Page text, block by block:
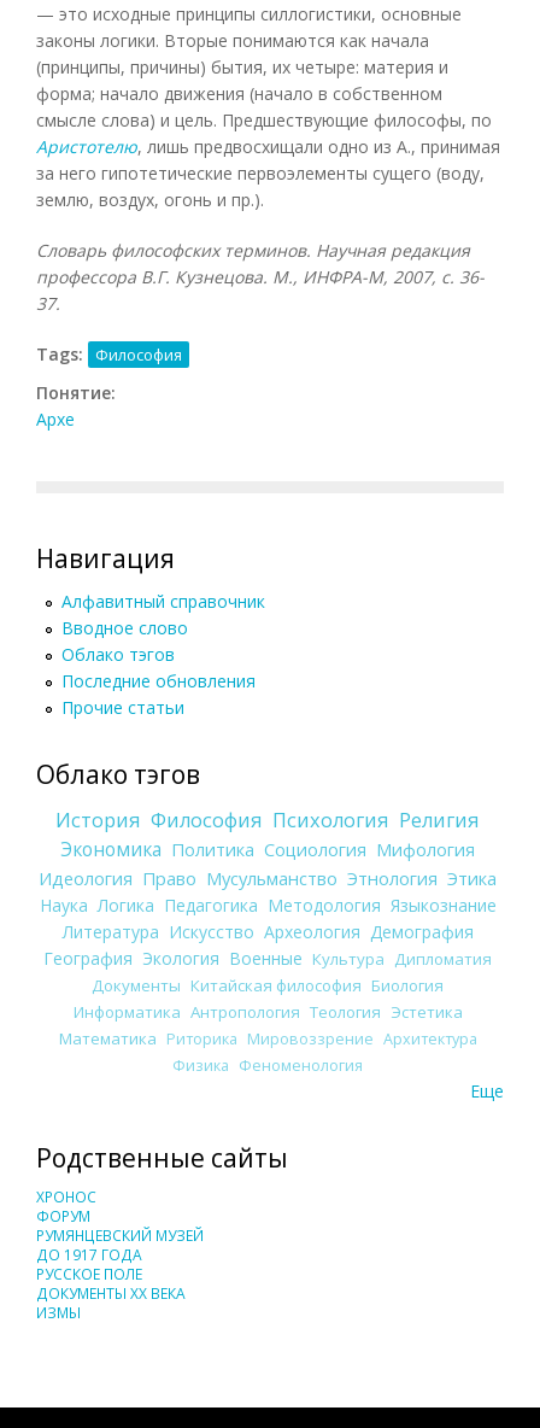
— это исходные принципы силлогистики, основные
законы логики. Вторые понимаются как начала
(принципы, причины) бытия, их четыре: материя и
форма; начало движения (начало в собственном
смысле слова) и цель. Предшествующие философы, по
Аристотелю, лишь предвосхищали одно из А., принимая
за него гипотетические первоэлементы сущего (воду,
землю, воздух, огонь и пр.).
Словарь философских терминов. Научная редакция
профессора В.Г. Кузнецова. М., ИНФРА-М, 2007, с. 36-
37.
Tags: Философия
Понятие:
Архе
Навигация
Алфавитный справочник
Вводное слово
Облако тэгов
Последние обновления
Прочие статьи
Облако тэгов
История Философия Психология Религия
Экономика Политика Социология Мифология
Идеология Право Мусульманство Этнология Этика
Наука Логика Педагогика Методология Языкознание
Литература Искусство Археология Демография
География Экология Военные Культура
Дипломатия
Документы Китайская философия Биология
Информатика Антропология Теология Эстетика
Математика Риторика Мировоззрение Архитектура
Физика Феноменология
Еще
Родственные сайты
ХРОНОС
ФОРУМ
РУМЯНЦЕВСКИЙ МУЗЕЙ
ДО 1917 ГОДА
РУССКОЕ ПОЛЕ
ДОКУМЕНТЫ XX ВЕКА
ИЗМЫ